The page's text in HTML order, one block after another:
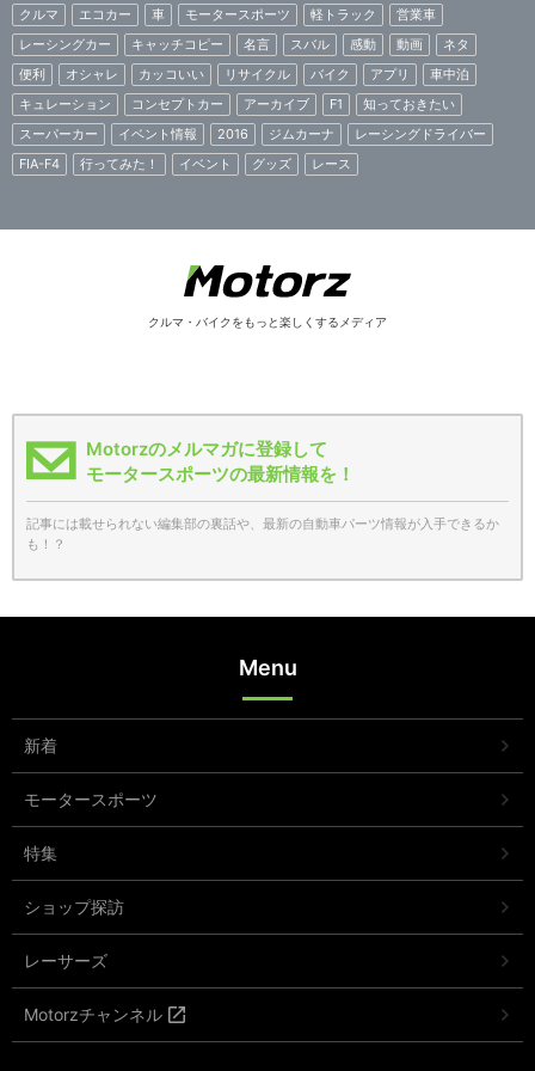
クルマ エコカー 車 モータースポーツ 軽トラック
営業車
レーシングカー
キャッチコピー 名言 スバル 感動 動画
ネタ
便利
オシャレ カッコいい リサイクル バイク アプリ
車中泊
キュレーション
コンセプトカー アーカイブ F1
知っておきたい
スーパーカー
イベント情報 2016 ジムカーナ
レーシングドライバー
FIA-F4
行ってみた！ イベント グッズ レース
クルマ・バイクをもっと楽しくするメディア
Motorzのメルマガに登録して
モータースポーツの最新情報を！
記事には載せられない編集部の裏話や、最新の自動車パーツ情報が入手できるか
も！？
Menu
新着
モータースポーツ
特集
ショップ探訪
レーサーズ
Motorzチャンネル